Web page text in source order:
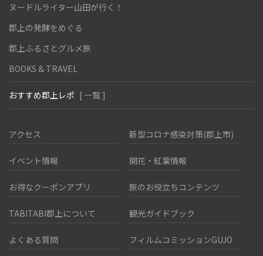
ヌードルライター山田が行く！
郡上の発酵をめぐる
郡上ふるさとグルメ旅
BOOKS & TRAVEL
おすすめ郡上レポ [ 一覧 ]
アクセス 新型コロナ感染対策(郡上市)
イベント情報 開花・紅葉情報
お得なクーポンアプリ 旅のお役立ちコンテンツ
TABITABI郡上について 観光ガイドブック
よくある質問 フィルムコミッションGUJO